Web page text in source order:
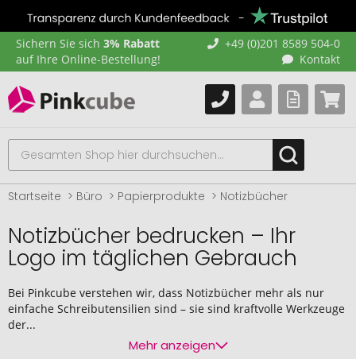
Sichern Sie sich 3% Rabatt
auf Ihre Online-Bestellung!
+49 (0)201 8589 504-0
Kontakt
Startseite Büro Papierprodukte Notizbücher
Notizbücher bedrucken – Ihr
Logo im täglichen Gebrauch
Bei Pinkcube verstehen wir, dass Notizbücher mehr als nur
einfache Schreibutensilien sind – sie sind kraftvolle Werkzeuge
der...
Mehr anzeigen